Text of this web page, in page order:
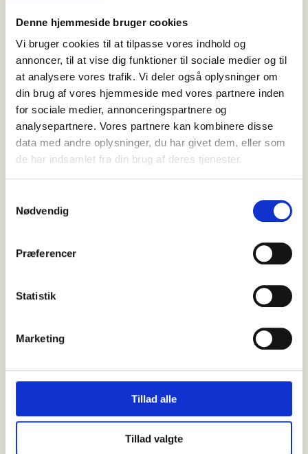
Denne hjemmeside bruger cookies
Vi bruger cookies til at tilpasse vores indhold og
annoncer, til at vise dig funktioner til sociale medier og til
at analysere vores trafik. Vi deler også oplysninger om
din brug af vores hjemmeside med vores partnere inden
for sociale medier, annonceringspartnere og
analysepartnere. Vores partnere kan kombinere disse
data med andre oplysninger, du har givet dem, eller som
de har indsamlet fra din brug af deres tjenester.
Nødvendig
Præferencer
Statistik
Marketing
Tillad alle
Tillad valgte
Ulv med hvalp får myndighederne
Klitplantage
Besøgende i Bunken Klitplantage opfordres i øjeblikket til at